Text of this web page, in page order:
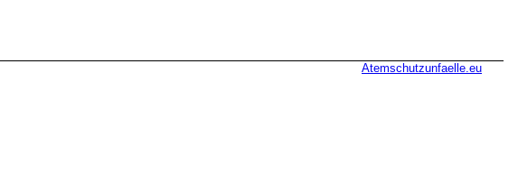
Atemschutzunfaelle.eu